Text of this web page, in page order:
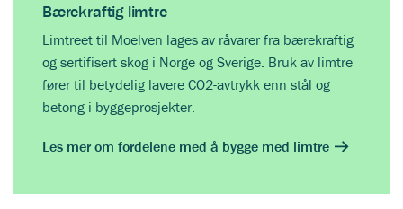
Bærekraftig limtre
Limtreet til Moelven lages av råvarer fra bærekraftig
og sertifisert skog i Norge og Sverige. Bruk av limtre
fører til betydelig lavere CO2-avtrykk enn stål og
betong i byggeprosjekter.
Les mer om fordelene med å bygge med limtre